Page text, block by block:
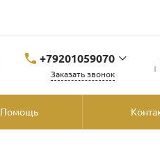
+79201059070
Заказать звонок
Помощь